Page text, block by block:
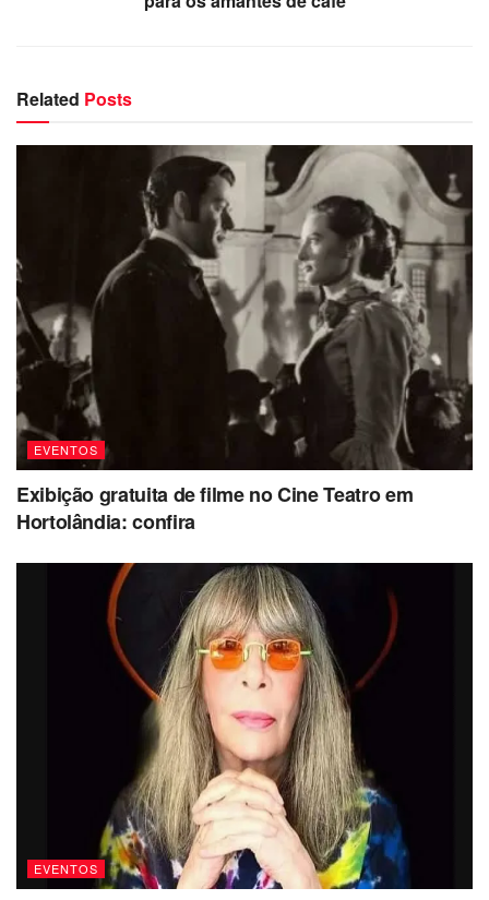
Related Posts
EVENTOS
Exibição gratuita de filme no Cine Teatro em
Hortolândia: confira
EVENTOS